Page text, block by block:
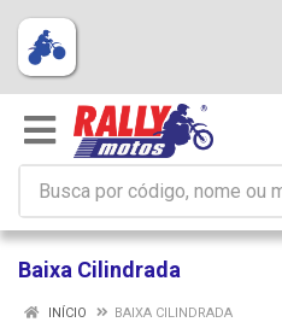
Baixa Cilindrada
INÍCIO BAIXA CILINDRADA